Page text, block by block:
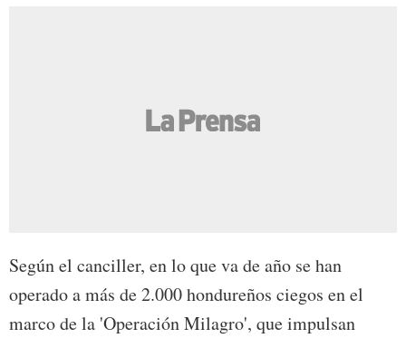
Según el canciller, en lo que va de año se han
operado a más de 2.000 hondureños ciegos en el
marco de la 'Operación Milagro', que impulsan